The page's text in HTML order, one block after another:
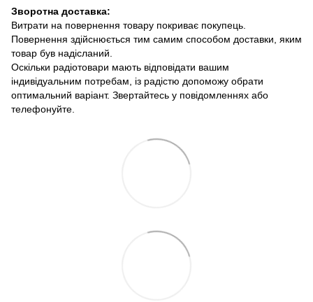
Зворотна доставка:
Витрати на повернення товару покриває покупець.
Повернення здійснюється тим самим способом доставки, яким
товар був надісланий.
Оскільки радіотовари мають відповідати вашим
індивідуальним потребам, із радістю допоможу обрати
оптимальний варіант. Звертайтесь у повідомленнях або
телефонуйте.